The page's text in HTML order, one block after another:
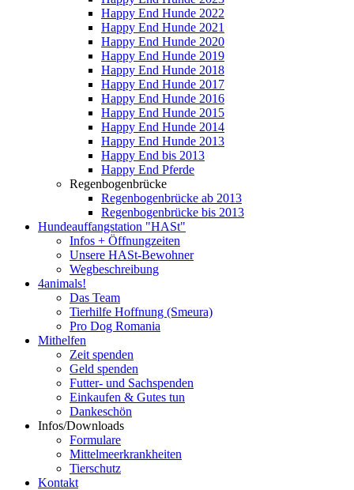
Happy End Hunde 2022
Happy End Hunde 2021
Happy End Hunde 2020
Happy End Hunde 2019
Happy End Hunde 2018
Happy End Hunde 2017
Happy End Hunde 2016
Happy End Hunde 2015
Happy End Hunde 2014
Happy End Hunde 2013
Happy End bis 2013
Happy End Pferde
Regenbogenbrücke
Regenbogenbrücke ab 2013
Regenbogenbrücke bis 2013
Hundeauffangstation "HASt"
Infos + Öffnungzeiten
Unsere HASt-Bewohner
Wegbeschreibung
4animals!
Das Team
Tierhilfe Hoffnung (Smeura)
Pro Dog Romania
Mithelfen
Zeit spenden
Geld spenden
Futter- und Sachspenden
Einkaufen & Gutes tun
Dankeschön
Infos/Downloads
Formulare
Mittelmeerkrankheiten
Tierschutz
Kontakt